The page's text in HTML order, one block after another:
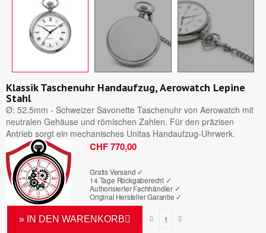
Klassik Taschenuhr Handaufzug, Aerowatch Lepine
Stahl
Ø: 52.5mm - Schweizer Savonette Taschenuhr von Aerowatch mit
neutralen Gehäuse und römischen Zahlen. Für den präzisen
Antrieb sorgt ein mechanisches Unitas Handaufzug-Uhrwerk.
CHF 770,00
Gratis Versand ✓
14 Tage Rückgaberecht ✓
Authorisierter Fachhändler ✓
Original Hersteller Garantie ✓
» IN DEN WARENKORB